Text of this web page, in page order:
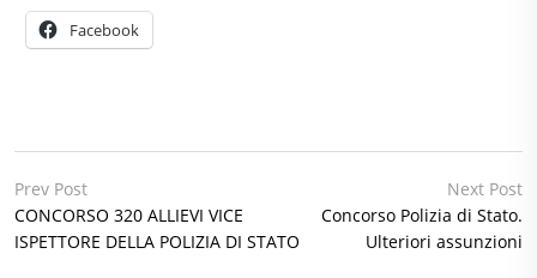
Facebook
Prev Post
CONCORSO 320 ALLIEVI VICE
ISPETTORE DELLA POLIZIA DI STATO
Next Post
Concorso Polizia di Stato.
Ulteriori assunzioni